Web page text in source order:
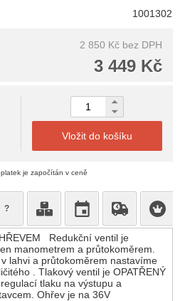
1001302
2 850 Kč bez DPH
3 449 Kč
Vložit do košíku
je započítán v ceně
?
Redukční ventil je
manometrem a průtokoměrem.
lahvi a průtokoměrem nastavíme
. Tlakový ventil je OPATŘENÝ
tlaku na výstupu a
Ohřev je na 36V